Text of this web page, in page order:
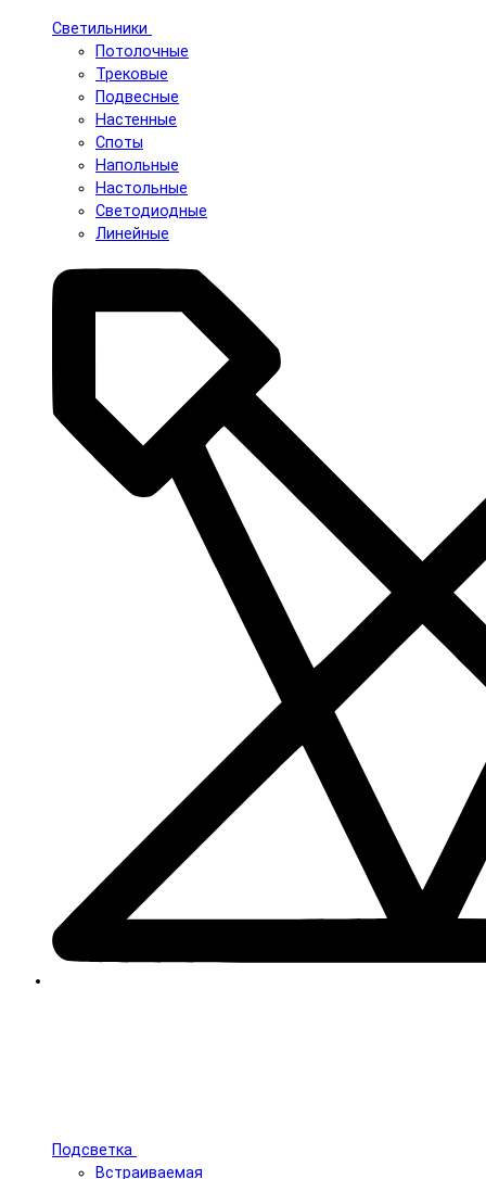
Светильники
Потолочные
Трековые
Подвесные
Настенные
Споты
Напольные
Настольные
Светодиодные
Линейные
Подсветка
Встраиваемая